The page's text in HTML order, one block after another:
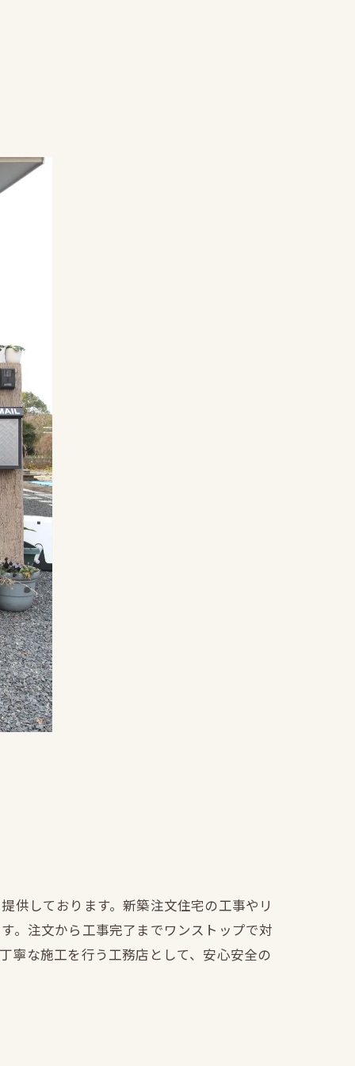
供しております。新築注文住宅の工事やリ
。注文から工事完了までワンストップで対
寧な施工を行う工務店として、安心安全の